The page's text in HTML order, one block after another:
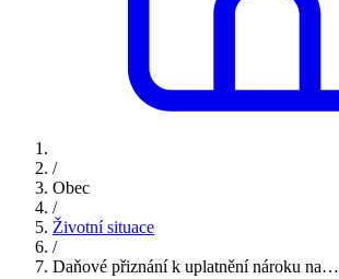
/
Obec
/
Životní situace
/
Daňové přiznání k uplatnění nároku na…